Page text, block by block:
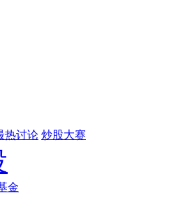
热讨论 炒股大赛
金